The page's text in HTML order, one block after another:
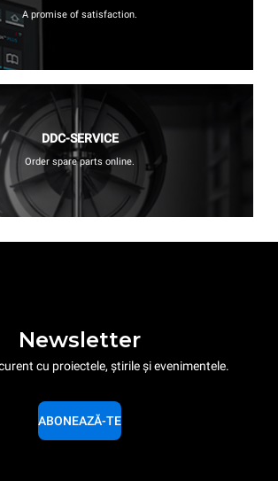
A promise of satisfaction.
DDC-SERVICE
Order spare parts online.
Newsletter
cu proiectele, știrile și evenimentele.
ABONEAZĂ-TE